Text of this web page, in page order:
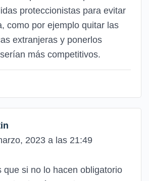
proteccionistas para evitar
como por ejemplo quitar las
extranjeras y ponerlos
más competitivos.
2023 a las 21:49
que si no lo hacen obligatorio